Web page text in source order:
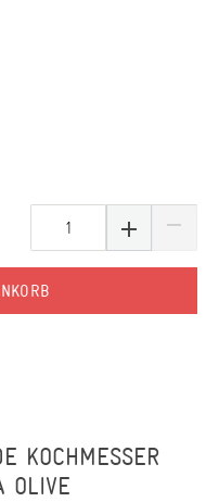
KOCHMESSER
OLIVE